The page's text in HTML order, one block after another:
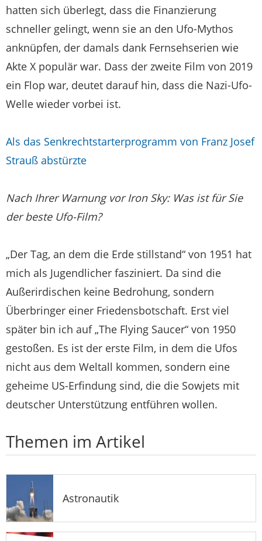
hatten sich überlegt, dass die Finanzierung
schneller gelingt, wenn sie an den Ufo-Mythos
anknüpfen, der damals dank Fernsehserien wie
Akte X populär war. Dass der zweite Film von 2019
ein Flop war, deutet darauf hin, dass die Nazi-Ufo-
Welle wieder vorbei ist.
Als das Senkrechtstarterprogramm von Franz Josef
Strauß abstürzte
Nach Ihrer Warnung vor Iron Sky: Was ist für Sie
der beste Ufo-Film?
„Der Tag, an dem die Erde stillstand“ von 1951 hat
mich als Jugendlicher fasziniert. Da sind die
Außerirdischen keine Bedrohung, sondern
Überbringer einer Friedensbotschaft. Erst viel
später bin ich auf „The Flying Saucer“ von 1950
gestoßen. Es ist der erste Film, in dem die Ufos
nicht aus dem Weltall kommen, sondern eine
geheime US-Erfindung sind, die die Sowjets mit
deutscher Unterstützung entführen wollen.
Themen im Artikel
Astronautik